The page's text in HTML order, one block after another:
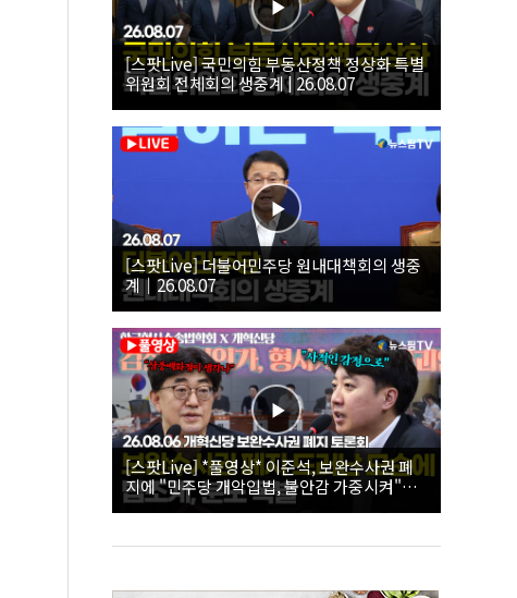
[스팟Live] 국민의힘 부동산정책 정상화 특별
위원회 전체회의 생중계 | 26.08.07
[스팟Live] 더불어민주당 원내대책회의 생중
계｜26.08.07
[스팟Live] *풀영상* 이준석, 보완수사권 폐
지에 "민주당 개악입법, 불안감 가중시켜"｜
26.08.06 개혁신당 보완수사권 폐지 토론회